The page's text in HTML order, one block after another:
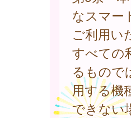
なスマー
ご利用い
すべての
るもので
用する機
できない